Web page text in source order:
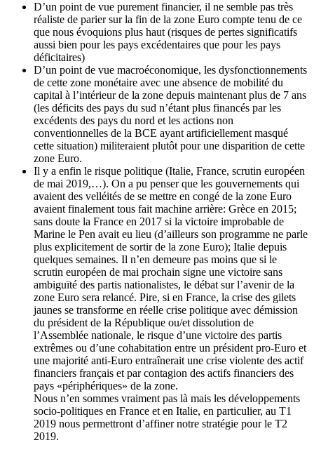
D’un point de vue purement financier, il ne semble pas très
réaliste de parier sur la fin de la zone Euro compte tenu de ce
que nous évoquions plus haut (risques de pertes significatifs
aussi bien pour les pays excédentaires que pour les pays
déficitaires)
D’un point de vue macroéconomique, les dysfonctionnements
de cette zone monétaire avec une absence de mobilité du
capital à l’intérieur de la zone depuis maintenant plus de 7 ans
(les déficits des pays du sud n’étant plus financés par les
excédents des pays du nord et les actions non
conventionnelles de la BCE ayant artificiellement masqué
cette situation) militeraient plutôt pour une disparition de cette
zone Euro.
Il y a enfin le risque politique (Italie, France, scrutin européen
de mai 2019,…). On a pu penser que les gouvernements qui
avaient des velléités de se mettre en congé de la zone Euro
avaient finalement tous fait machine arrière: Grèce en 2015;
sans doute la France en 2017 si la victoire improbable de
Marine le Pen avait eu lieu (d’ailleurs son programme ne parle
plus explicitement de sortir de la zone Euro); Italie depuis
quelques semaines. Il n’en demeure pas moins que si le
scrutin européen de mai prochain signe une victoire sans
ambiguïté des partis nationalistes, le débat sur l’avenir de la
zone Euro sera relancé. Pire, si en France, la crise des gilets
jaunes se transforme en réelle crise politique avec démission
du président de la République ou/et dissolution de
l’Assemblée nationale, le risque d’une victoire des partis
extrêmes ou d’une cohabitation entre un président pro-Euro et
une majorité anti-Euro entraînerait une crise violente des actif
financiers français et par contagion des actifs financiers des
pays «périphériques» de la zone.
Nous n’en sommes vraiment pas là mais les développements
socio-politiques en France et en Italie, en particulier, au T1
2019 nous permettront d’affiner notre stratégie pour le T2
2019.